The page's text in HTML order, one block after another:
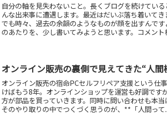
自分の軸を見失わないこと。長くブログを続けている
んな出来事に遭遇します。最近はだいぶ落ち着いて
でも時々、過去の余韻のようなものが顔を出すんで
のあたりを、少し書いてみようと思います。コメント
オンライン販売の裏側で見えてきた“人間
オンライン販売の宿命PCセルフリペア支援という仕
けばもう8年。オンラインショップを運営も好調です
方が部品を買っていきます。同時に問い合わせも本当
そのやり取りの中でつくづく思うのが、**「人間って